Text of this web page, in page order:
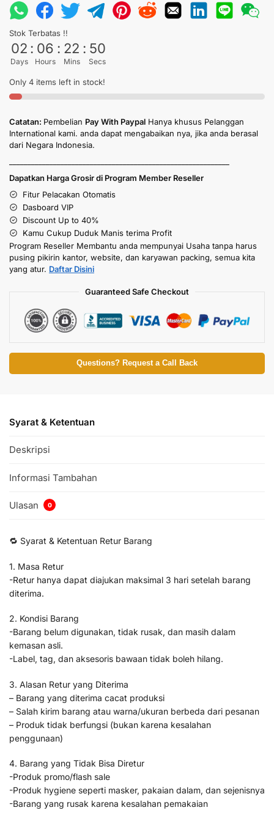
Stok Terbatas !!
02
Days
: 06
Hours
: 22
Mins
: 50
Secs
Only 4 items left in stock!
Catatan: Pembelian Pay With Paypal Hanya khusus Pelanggan
International kami. anda dapat mengabaikan nya, jika anda berasal
dari Negara Indonesia.
Dapatkan Harga Grosir di Program Member Reseller
Fitur Pelacakan Otomatis
Dasboard VIP
Discount Up to 40%
Kamu Cukup Duduk Manis terima Profit
Program Reseller Membantu anda mempunyai Usaha tanpa harus
pusing pikirin kantor, website, dan karyawan packing, semua kita
yang atur. Daftar Disini
Guaranteed Safe Checkout
Questions? Request a Call Back
Syarat & Ketentuan
Deskripsi
Informasi Tambahan
Ulasan 0
🔁 Syarat & Ketentuan Retur Barang
1. Masa Retur
-Retur hanya dapat diajukan maksimal 3 hari setelah barang
diterima.
2. Kondisi Barang
-Barang belum digunakan, tidak rusak, dan masih dalam
kemasan asli.
-Label, tag, dan aksesoris bawaan tidak boleh hilang.
3. Alasan Retur yang Diterima
– Barang yang diterima cacat produksi
– Salah kirim barang atau warna/ukuran berbeda dari pesanan
– Produk tidak berfungsi (bukan karena kesalahan
penggunaan)
4. Barang yang Tidak Bisa Diretur
-Produk promo/flash sale
-Produk hygiene seperti masker, pakaian dalam, dan sejenisnya
-Barang yang rusak karena kesalahan pemakaian